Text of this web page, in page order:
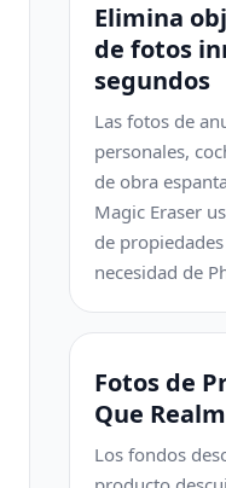
Elimina
de fotos
segundos
Las fotos de
personales,
de obra
Magic Eraser
de
necesidad de
Fotos de
Que
Los fondos